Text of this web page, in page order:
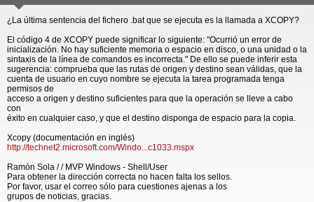
¿La última sentencia del fichero .bat que se ejecuta es la llamada a XCOPY?
El código 4 de XCOPY puede significar lo siguiente: "Ocurrió un error de
inicialización. No hay suficiente memoria o espacio en disco, o una unidad o la
sintaxis de la línea de comandos es incorrecta." De ello se puede inferir esta
sugerencia: comprueba que las rutas de origen y destino sean válidas, que la
cuenta de usuario en cuyo nombre se ejecuta la tarea programada tenga
permisos de
acceso a origen y destino suficientes para que la operación se lleve a cabo
con
éxito en cualquier caso, y que el destino disponga de espacio para la copia.
Xcopy (documentación en inglés)
http://technet2.microsoft.com/Windo...c1033.mspx
Ramón Sola / / MVP Windows - Shell/User
Para obtener la dirección correcta no hacen falta los sellos.
Por favor, usar el correo sólo para cuestiones ajenas a los
grupos de noticias, gracias.